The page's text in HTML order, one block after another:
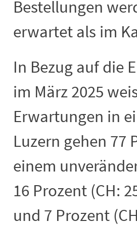
Bestellungen
erwartet als im
In Bezug auf die
im März 2025
Erwartungen in
Luzern gehen 77
einem
16 Prozent (CH:
und 7 Prozent